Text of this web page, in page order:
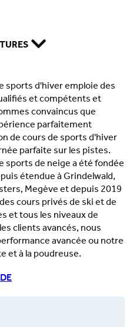
sports d'hiver emploie des
et compétents et
convaincus que
parfaitement
de cours de sports d'hiver
parfaite sur les pistes.
sports de neige a été fondée
étendue à Grindelwald,
Megève et depuis 2019
cours privés de ski et de
et tous les niveaux de
clients avancés, nous
avancée ou notre
et à la poudreuse.